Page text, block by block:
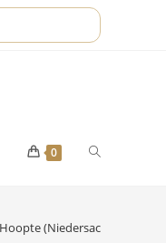
0 Website-
(Niedersachsen)